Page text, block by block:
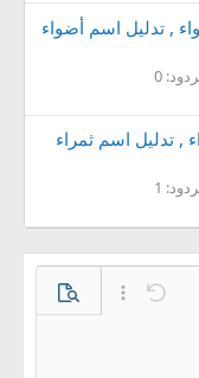
, تدليل اسم أضواء
0
, تدليل اسم ثمراء
1
تراجع خيارات إضافية…
معاينة